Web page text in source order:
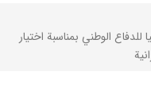
للدفاع الوطني بمناسبة اختيار